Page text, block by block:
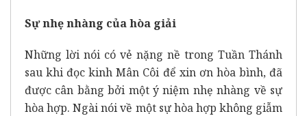
Sự nhẹ nhàng của hòa giải
Những lời nói có vẻ nặng nề trong Tuần Thánh
sau khi đọc kinh Mân Côi để xin ơn hòa bình, đã
được cân bằng bởi một ý niệm nhẹ nhàng về sự
hòa hợp. Ngài nói về một sự hòa hợp không giẫm